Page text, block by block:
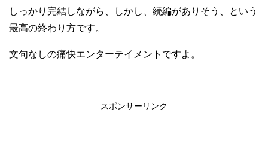
しっかり完結しながら、しかし、続編がありそう、という
最高の終わり方です。
文句なしの痛快エンターテイメントですよ。
スポンサーリンク